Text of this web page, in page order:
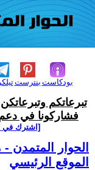
بنترست بودكاست
تبرعاتكم
فشاركونا في دعم
[اشترك في
الحوار المتمدن -
الموقع الرئيسي